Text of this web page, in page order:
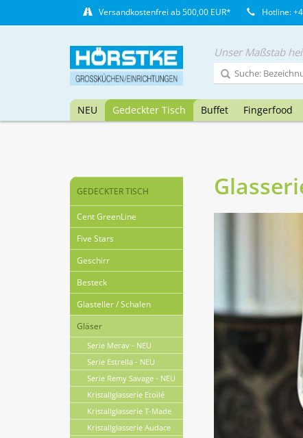
Versandkostenfrei ab 500,00 EUR* Hotline:
Unser Maßstab
NEU Gedeckter Tisch Buffet Fingerfood
GEDECKTER TISCH
Cent GreenLine
Five Stars
Geschirr
Besteck
Glasteller / Schalen
Gläser
Serie Merav - NEU
Serie Estrella - NEU
Serie Remy Savage - NEU
Kristallglasserie Etoilé
Kristallglasserie T-Made
Kristallglasserie Audace